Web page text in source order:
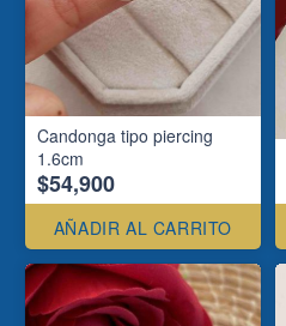
Candonga tipo piercing
1.6cm
$54,900
AÑADIR AL CARRITO